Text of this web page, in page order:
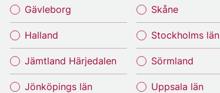
Gävleborg
Halland
Jämtland Härjedalen
Jönköpings län
Skåne
Stockholms län
Sörmland
Uppsala län